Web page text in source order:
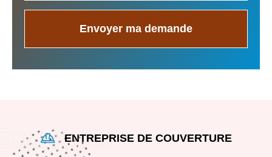
ENTREPRISE DE COUVERTURE